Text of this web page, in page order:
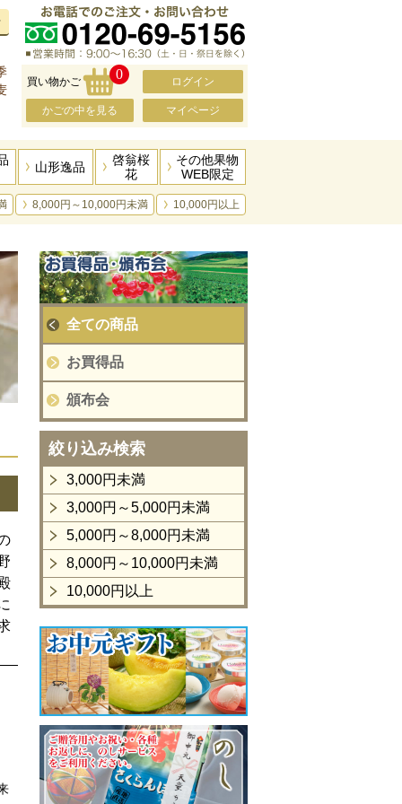
買い物かご 0 ログイン
かごの中を見る マイページ
山形逸品
啓翁桜
花
その他果物
WEB限定
8,000円～10,000円未満 10,000円以上
全ての商品
お買得品
頒布会
絞り込み検索
3,000円未満
3,000円～5,000円未満
5,000円～8,000円未満
8,000円～10,000円未満
10,000円以上